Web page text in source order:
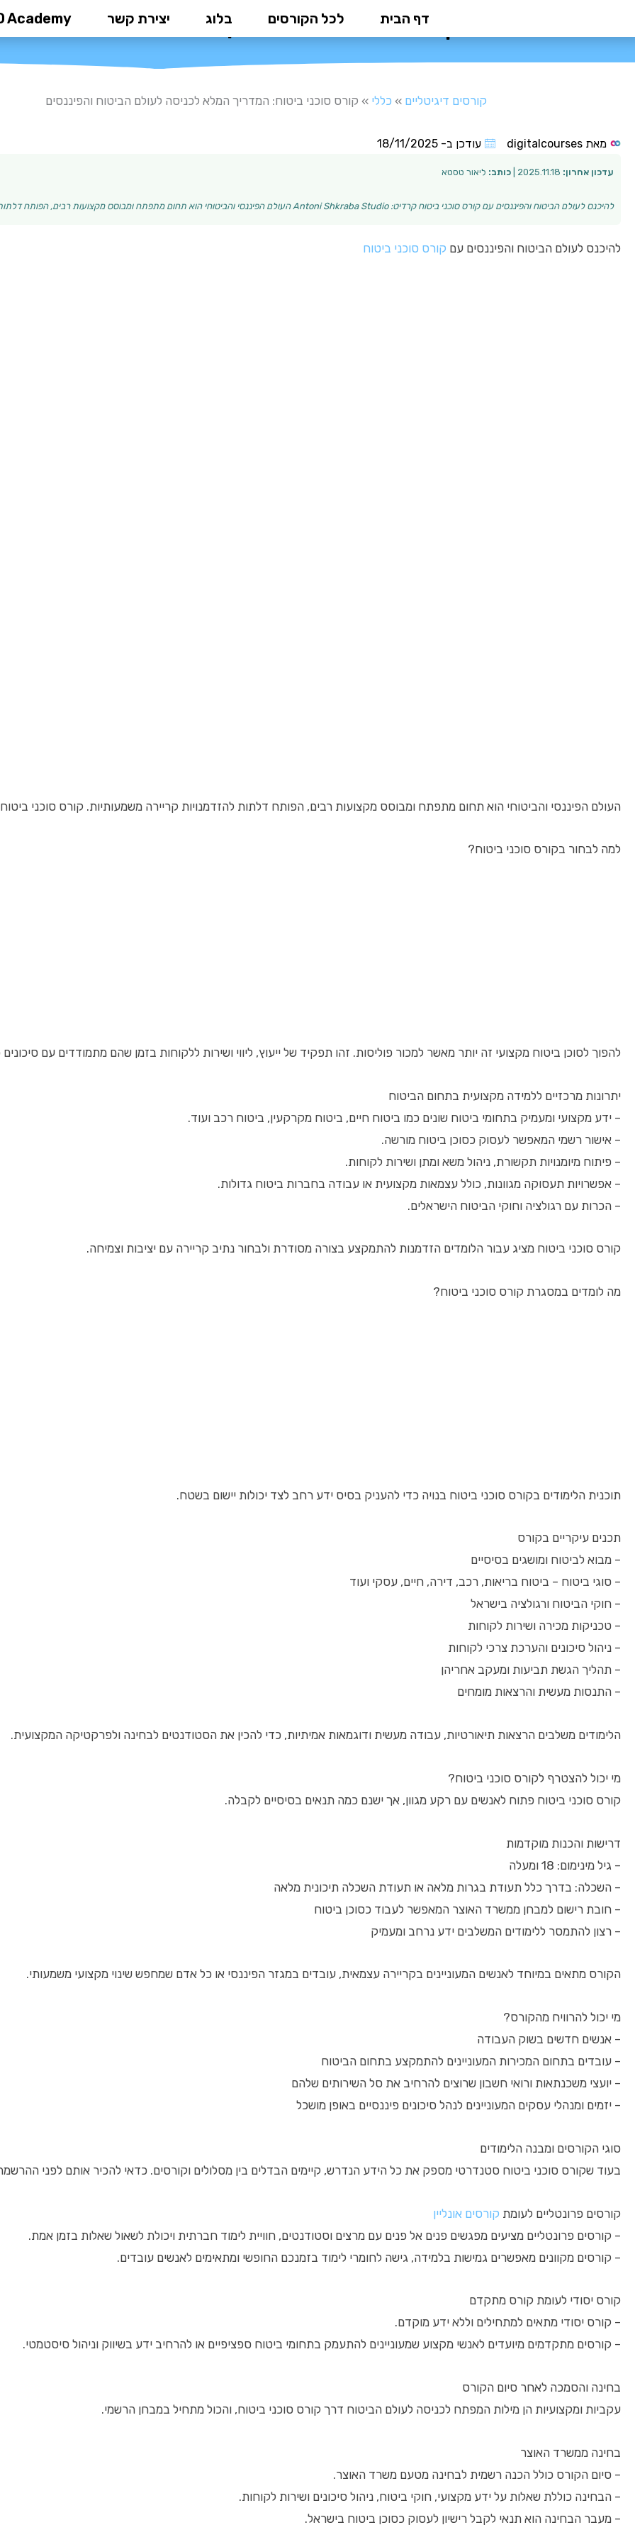
דף הבית לכל הקורסים בלוג יצירת קשר Academy
קורס סוכני ביטוח: המדריך המלא לכניסה לעולם
קורסים דיגיטליים » כללי » קורס סוכני ביטוח: המדריך המלא לכניסה לעולם הביטוח והפיננסים
מאת עודכן ב- 18/11/2025
עדכון אחרון: כותב: ליאור טסטא
להיכנס לעולם הביטוח והפיננסים עם קורס סוכני ביטוח קרדיט: Antoni Shkraba Studio העולם הפיננסי והביטוחי הוא תחום מתפתח ומבוסס מקצועות רבים, הפותח דלתות …
להיכנס לעולם הביטוח והפיננסים עם קורס סוכני ביטוח
העולם הפיננסי והביטוחי הוא תחום מתפתח ומבוסס מקצועות רבים, הפותח דלתות להזדמנויות קריירה משמעותיות. קורס סוכני
למה לבחור בקורס סוכני ביטוח?
להפוך לסוכן ביטוח מקצועי זה יותר מאשר למכור פוליסות. זהו תפקיד של ייעוץ, ליווי ושירות ללקוחות בזמן שהם מתמודדים עם סיכונים
יתרונות מרכזיים ללמידה מקצועית בתחום הביטוח
– ידע מקצועי ומעמיק בתחומי ביטוח שונים כמו ביטוח חיים, ביטוח מקרקעין, ביטוח רכב ועוד.
– אישור רשמי המאפשר לעסוק כסוכן ביטוח מורשה.
– פיתוח מיומנויות תקשורת, ניהול משא ומתן ושירות לקוחות.
– אפשרויות תעסוקה מגוונות, כולל עצמאות מקצועית או עבודה בחברות ביטוח גדולות.
– הכרות עם רגולציה וחוקי הביטוח הישראלים.
קורס סוכני ביטוח מציג עבור הלומדים הזדמנות להתמקצע בצורה מסודרת ולבחור נתיב קריירה עם יציבות וצמיחה.
מה לומדים במסגרת קורס סוכני ביטוח?
תוכנית הלימודים בקורס סוכני ביטוח בנויה כדי להעניק בסיס ידע רחב לצד יכולות יישום בשטח.
תכנים עיקריים בקורס
– מבוא לביטוח ומושגים בסיסיים
– סוגי ביטוח – ביטוח בריאות, רכב, דירה, חיים, עסקי ועוד
– חוקי הביטוח ורגולציה בישראל
– טכניקות מכירה ושירות לקוחות
– ניהול סיכונים והערכת צרכי לקוחות
– תהליך הגשת תביעות ומעקב אחריהן
– התנסות מעשית והרצאות מומחים
הלימודים משלבים הרצאות תיאורטיות, עבודה מעשית ודוגמאות אמיתיות, כדי להכין את הסטודנטים לבחינה ולפרקטיקה המקצועית.
מי יכול להצטרף לקורס סוכני ביטוח?
קורס סוכני ביטוח פתוח לאנשים עם רקע מגוון, אך ישנם כמה תנאים בסיסיים לקבלה.
דרישות והכנות מוקדמות
– גיל מינימום: 18 ומעלה
– השכלה: בדרך כלל תעודת בגרות מלאה או תעודת השכלה תיכונית מלאה
– חובת רישום למבחן ממשרד האוצר המאפשר לעבוד כסוכן ביטוח
– רצון להתמסר ללימודים המשלבים ידע נרחב ומעמיק
הקורס מתאים במיוחד לאנשים המעוניינים בקריירה עצמאית, עובדים במגזר הפיננסי או כל אדם שמחפש שינוי מקצועי משמעותי.
מי יכול להרוויח מהקורס?
– אנשים חדשים בשוק העבודה
– עובדים בתחום המכירות המעוניינים להתמקצע בתחום הביטוח
– יועצי משכנתאות ורואי חשבון שרוצים להרחיב את סל השירותים שלהם
– יזמים ומנהלי עסקים המעוניינים לנהל סיכונים פיננסיים באופן מושכל
סוגי הקורסים ומבנה הלימודים
בעוד שקורס סוכני ביטוח סטנדרטי מספק את כל הידע הנדרש, קיימים הבדלים בין מסלולים וקורסים. כדאי להכיר אותם לפני
קורסים פרונטליים לעומת קורסים אונליין
– קורסים פרונטליים מציעים מפגשים פנים אל פנים עם מרצים וסטודנטים, חוויית לימוד חברתית ויכולת לשאול שאלות בזמן אמת.
– קורסים מקוונים מאפשרים גמישות בלמידה, גישה לחומרי לימוד בזמנכם החופשי ומתאימים לאנשים עובדים.
קורס יסודי לעומת קורס מתקדם
– קורס יסודי מתאים למתחילים וללא ידע מוקדם.
– קורסים מתקדמים מיועדים לאנשי מקצוע שמעוניינים להתעמק בתחומי ביטוח ספציפיים או להרחיב ידע בשיווק וניהול סיסטמטי.
בחינה והסמכה לאחר סיום הקורס
עקביות ומקצועיות הן מילות המפתח לכניסה לעולם הביטוח דרך קורס סוכני ביטוח, והכול מתחיל במבחן הרשמי.
בחינה ממשרד האוצר
– סיום הקורס כולל הכנה רשמית לבחינה מטעם משרד האוצר.
– הבחינה כוללת שאלות על ידע מקצועי, חוקי ביטוח, ניהול סיכונים ושירות לקוחות.
– מעבר הבחינה הוא תנאי לקבל רישיון לעסוק כסוכן ביטוח בישראל.